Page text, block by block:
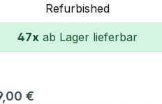
Refurbished
47x ab Lager lieferbar
Preis:
€